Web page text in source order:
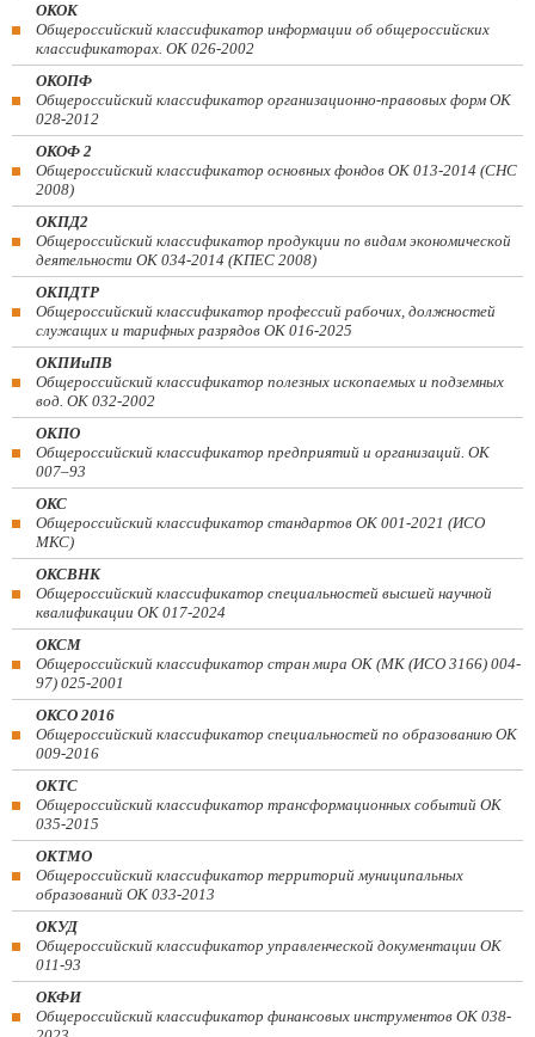
ОКОК
Общероссийский классификатор информации об общероссийских
классификаторах. ОК 026-2002
ОКОПФ
Общероссийский классификатор организационно-правовых форм ОК
028-2012
ОКОФ 2
Общероссийский классификатор основных фондов ОК 013-2014 (СНС
2008)
ОКПД2
Общероссийский классификатор продукции по видам экономической
деятельности ОК 034-2014 (КПЕС 2008)
ОКПДТР
Общероссийский классификатор профессий рабочих, должностей
служащих и тарифных разрядов ОК 016-2025
ОКПИиПВ
Общероссийский классификатор полезных ископаемых и подземных
вод. ОК 032-2002
ОКПО
Общероссийский классификатор предприятий и организаций. ОК
007–93
ОКС
Общероссийский классификатор стандартов ОК 001-2021 (ИСО
МКС)
ОКСВНК
Общероссийский классификатор специальностей высшей научной
квалификации ОК 017-2024
ОКСМ
Общероссийский классификатор стран мира ОК (МК (ИСО 3166) 004-
97) 025-2001
ОКСО 2016
Общероссийский классификатор специальностей по образованию ОК
009-2016
ОКТС
Общероссийский классификатор трансформационных событий ОК
035-2015
ОКТМО
Общероссийский классификатор территорий муниципальных
образований ОК 033-2013
ОКУД
Общероссийский классификатор управленческой документации ОК
011-93
ОКФИ
Общероссийский классификатор финансовых инструментов OK 038-